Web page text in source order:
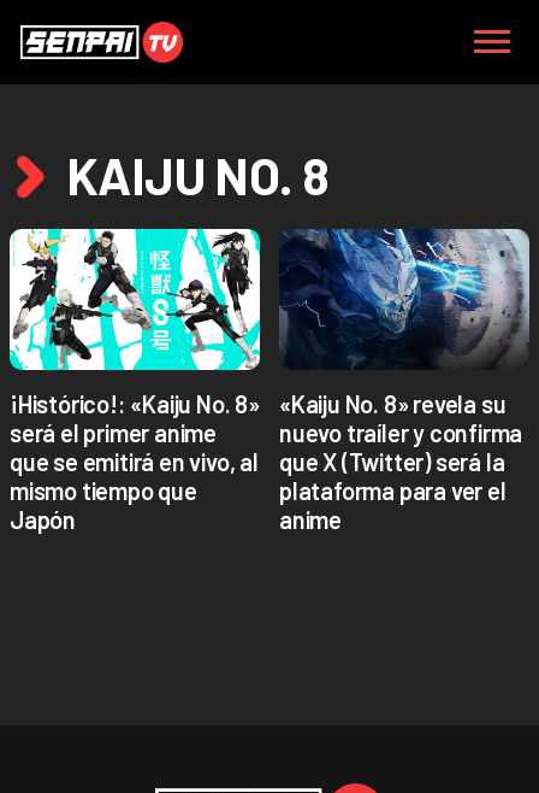
KAIJU NO. 8
¡Histórico!: «Kaiju No. 8»
será el primer anime
que se emitirá en vivo, al
mismo tiempo que
Japón
«Kaiju No. 8» revela su
nuevo traíler y confirma
que X (Twitter) será la
plataforma para ver el
anime